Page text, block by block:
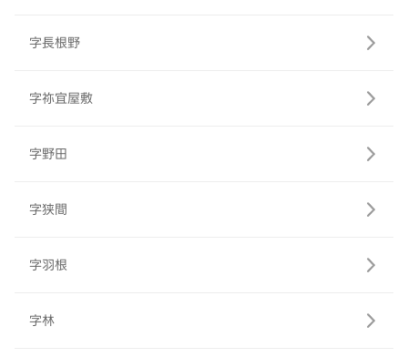
字長根野
字祢宜屋敷
字野田
字狭間
字羽根
字林